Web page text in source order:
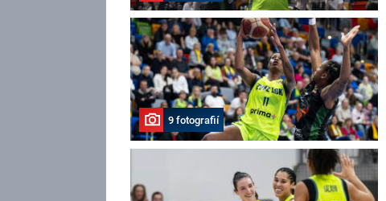
9 fotografií